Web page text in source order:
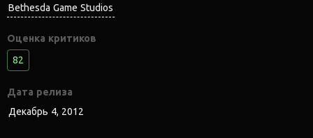
Bethesda Game Studios
Оценка критиков
82
Дата релиза
Декабрь 4, 2012